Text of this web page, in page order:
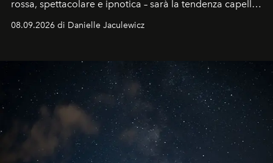
rossa, spettacolare e ipnotica – sarà la tendenza capelli
dell'autunno?
08.09.2026 di Danielle Jaculewicz